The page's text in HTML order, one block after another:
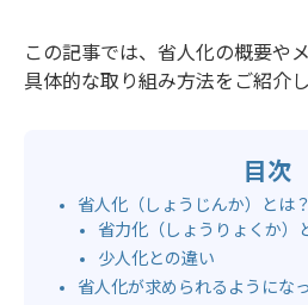
この記事では、省人化の概要や
具体的な取り組み方法をご紹介し
目次
省人化（しょうじんか）とは？
省力化（しょうりょくか）
少人化との違い
省人化が求められるようにな